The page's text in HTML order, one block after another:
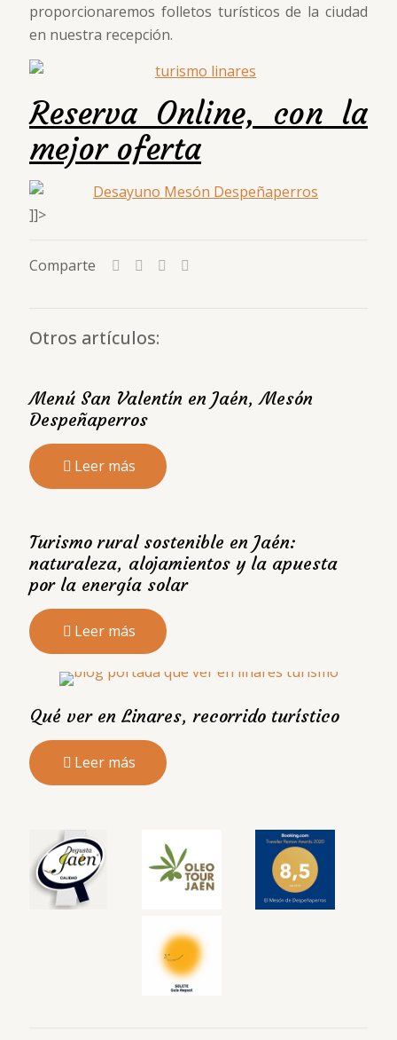
proporcionaremos folletos turísticos de la ciudad
en nuestra recepción.
Reserva Online, con la
mejor oferta
]]>
Comparte
Otros artículos:
Menú San Valentín en Jaén, Mesón
Despeñaperros
Leer más
Turismo rural sostenible en Jaén:
naturaleza, alojamientos y la apuesta
por la energía solar
Leer más
Qué ver en Linares, recorrido turístico
Leer más